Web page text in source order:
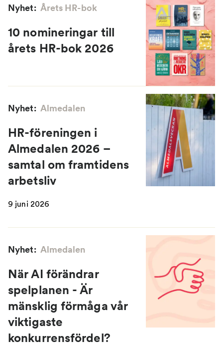
Nyhet: Årets HR-bok
10 nomineringar till
årets HR-bok 2026
Nyhet: Almedalen
HR-föreningen i
Almedalen 2026 –
samtal om framtidens
arbetsliv
9 juni 2026
Nyhet: Almedalen
När AI förändrar
spelplanen - Är
mänsklig förmåga vår
viktigaste
konkurrensfördel?